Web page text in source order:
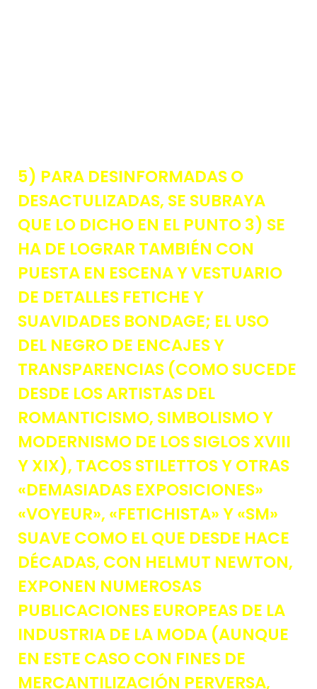
5) PARA DESINFORMADAS O
DESACTULIZADAS, SE SUBRAYA
QUE LO DICHO EN EL PUNTO 3) SE
HA DE LOGRAR TAMBIÉN CON
PUESTA EN ESCENA Y VESTUARIO
DE DETALLES FETICHE Y
SUAVIDADES BONDAGE; EL USO
DEL NEGRO DE ENCAJES Y
TRANSPARENCIAS (COMO SUCEDE
DESDE LOS ARTISTAS DEL
ROMANTICISMO, SIMBOLISMO Y
MODERNISMO DE LOS SIGLOS XVIII
Y XIX), TACOS STILETTOS Y OTRAS
«DEMASIADAS EXPOSICIONES»
«VOYEUR», «FETICHISTA» Y «SM»
SUAVE COMO EL QUE DESDE HACE
DÉCADAS, CON HELMUT NEWTON,
EXPONEN NUMEROSAS
PUBLICACIONES EUROPEAS DE LA
INDUSTRIA DE LA MODA (AUNQUE
EN ESTE CASO CON FINES DE
MERCANTILIZACIÓN PERVERSA,